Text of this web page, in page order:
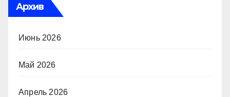
Архив
Июнь 2026
Май 2026
Апрель 2026